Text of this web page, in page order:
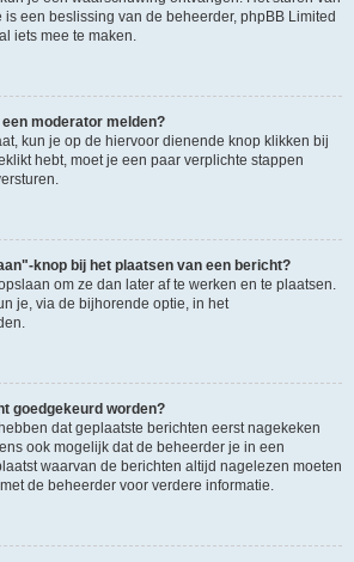
een beslissing van de beheerder, phpBB Limited
iets mee te maken.
moderator melden?
kun je op de hiervoor dienende knop klikken bij
hebt, moet je een paar verplichte stappen
knop bij het plaatsen van een bericht?
om ze dan later af te werken en te plaatsen.
je, via de bijhorende optie, in het
goedgekeurd worden?
dat geplaatste berichten eerst nagekeken
ook mogelijk dat de beheerder je in een
waarvan de berichten altijd nagelezen moeten
de beheerder voor verdere informatie.